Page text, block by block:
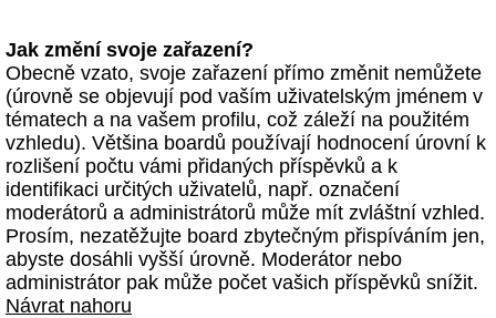
Jak změní svoje zařazení?
Obecně vzato, svoje zařazení přímo změnit nemůžete
(úrovně se objevují pod vaším uživatelským jménem v
tématech a na vašem profilu, což záleží na použitém
vzhledu). Většina boardů používají hodnocení úrovní k
rozlišení počtu vámi přidaných příspěvků a k
identifikaci určitých uživatelů, např. označení
moderátorů a administrátorů může mít zvláštní vzhled.
Prosím, nezatěžujte board zbytečným přispíváním jen,
abyste dosáhli vyšší úrovně. Moderátor nebo
administrátor pak může počet vašich příspěvků snížit.
Návrat nahoru